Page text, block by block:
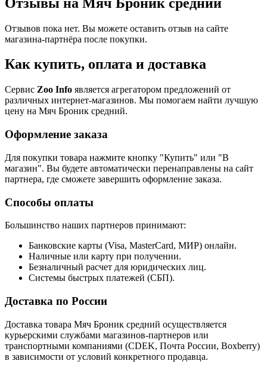
Отзывов пока нет. Вы можете оставить отзыв на сайте
магазина-партнёра после покупки.
Как купить, оплата и доставка
Сервис Zoo Info является агрегатором предложений от
различных интернет-магазинов. Мы помогаем найти лучшую
цену на Мяч Броник средний.
Оформление заказа
Для покупки товара нажмите кнопку "Купить" или "В
магазин". Вы будете автоматически перенаправлены на сайт
партнера, где сможете завершить оформление заказа.
Способы оплаты
Большинство наших партнеров принимают:
Банковские карты (Visa, MasterCard, МИР) онлайн.
Наличные или карту при получении.
Безналичный расчет для юридических лиц.
Системы быстрых платежей (СБП).
Доставка по России
Доставка товара Мяч Броник средний осуществляется
курьерскими службами магазинов-партнеров или
транспортными компаниями (CDEK, Почта России, Boxberry)
в зависимости от условий конкретного продавца.